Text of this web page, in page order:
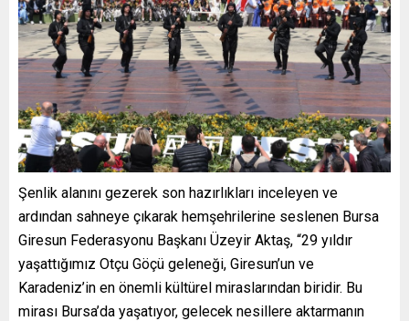
Şenlik alanını gezerek son hazırlıkları inceleyen ve
ardından sahneye çıkarak hemşehrilerine seslenen Bursa
Giresun Federasyonu Başkanı Üzeyir Aktaş, “29 yıldır
yaşattığımız Otçu Göçü geleneği, Giresun’un ve
Karadeniz’in en önemli kültürel miraslarından biridir. Bu
mirası Bursa’da yaşatıyor, gelecek nesillere aktarmanın